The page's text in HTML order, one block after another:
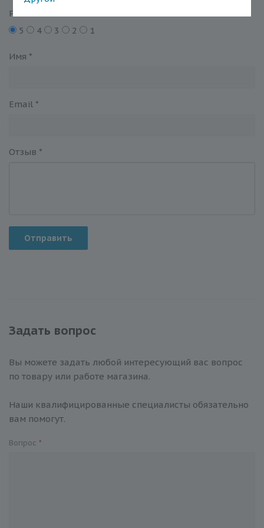
Рейтинг
5
4 3 2 1
Имя *
Email *
Отзыв *
Отправить
Задать вопрос
Вы можете задать любой интересующий вас вопрос
по товару или работе магазина.
Наши квалифицированные специалисты обязательно
вам помогут.
Вопрос *